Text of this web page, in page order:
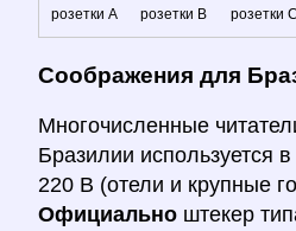
розетки A
розетки B
розетки C
Соображения для
Многочисленные
Бразилии используется
220 В (отели и крупные
Официально штекер